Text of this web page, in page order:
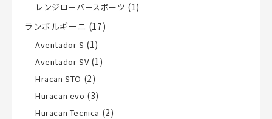
レンジローバースポーツ (1)
ランボルギーニ (17)
Aventador S (1)
Aventador SV(1)
Hracan STO (2)
Huracan evo (3)
Huracan Tecnica (2)